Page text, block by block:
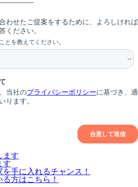
す
手に入れるチャンス！
方はこちら！